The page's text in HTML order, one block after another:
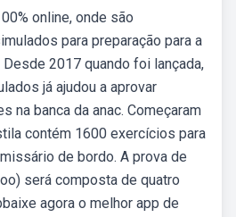
online, onde são
para preparação para a
2017 quando foi lançada,
já ajudou a aprovar
na banca da anac. Começaram
contém 1600 exercícios para
de bordo. A prova de
será composta de quatro
agora o melhor app de